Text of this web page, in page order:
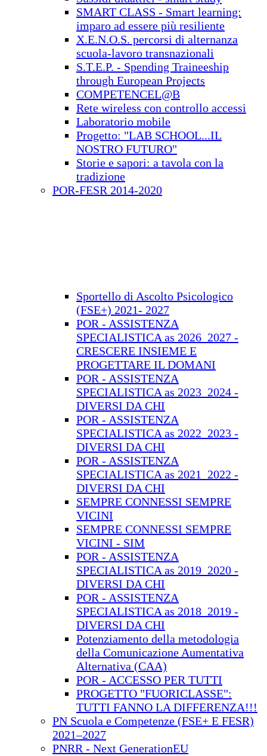
SMART CLASS - Smart learning:
imparo ad essere più resiliente
X.E.N.O.S. percorsi di alternanza
scuola-lavoro transnazionali
S.T.E.P. - Spending Traineeship
through European Projects
COMPETENCEL@B
Rete wireless con controllo accessi
Laboratorio mobile
Progetto: "LAB SCHOOL...IL
NOSTRO FUTURO"
Storie e sapori: a tavola con la
tradizione
POR-FESR 2014-2020
Sportello di Ascolto Psicologico
(FSE+) 2021- 2027
POR - ASSISTENZA
SPECIALISTICA as 2026_2027 -
CRESCERE INSIEME E
PROGETTARE IL DOMANI
POR - ASSISTENZA
SPECIALISTICA as 2023_2024 -
DIVERSI DA CHI
POR - ASSISTENZA
SPECIALISTICA as 2022_2023 -
DIVERSI DA CHI
POR - ASSISTENZA
SPECIALISTICA as 2021_2022 -
DIVERSI DA CHI
SEMPRE CONNESSI SEMPRE
VICINI
SEMPRE CONNESSI SEMPRE
VICINI - SIM
POR - ASSISTENZA
SPECIALISTICA as 2019_2020 -
DIVERSI DA CHI
POR - ASSISTENZA
SPECIALISTICA as 2018_2019 -
DIVERSI DA CHI
Potenziamento della metodologia
della Comunicazione Aumentativa
Alternativa (CAA)
POR - ACCESSO PER TUTTI
PROGETTO "FUORICLASSE":
TUTTI FANNO LA DIFFERENZA!!!
PN Scuola e Competenze (FSE+ E FESR)
2021–2027
PNRR - Next GenerationEU